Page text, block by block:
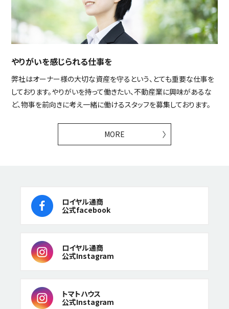
やりがいを感じられる仕事を
弊社はオーナー様の大切な資産を守るという、とても重要な仕事を
しております。やりがいを持って働きたい、不動産業に興味があるな
ど、物事を前向きに考え一緒に働けるスタッフを募集しております。
MORE
ロイヤル通商
公式facebook
ロイヤル通商
公式Instagram
トマトハウス
公式Instagram